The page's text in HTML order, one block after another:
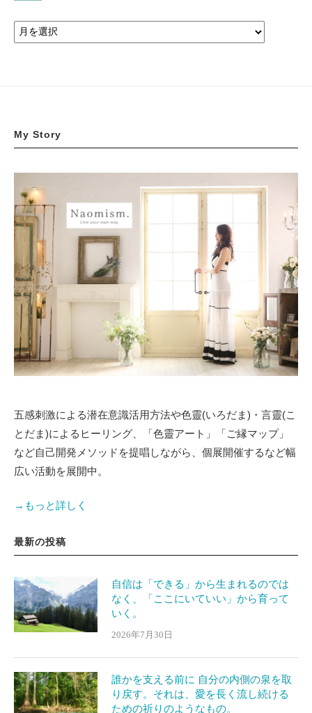
My Story
五感刺激による潜在意識活用方法や色靈(いろだま)・言靈(こ
とだま)によるヒーリング、「色靈アート」「ご縁マップ」
など自己開発メソッドを提唱しながら、個展開催するなど幅
広い活動を展開中。
→もっと詳しく
最新の投稿
自信は「できる」から生まれるのでは
なく、「ここにいていい」から育って
いく。
2026年7月30日
誰かを支える前に 自分の内側の泉を取
り戻す。それは、愛を長く流し続ける
ための祈りのようなもの。